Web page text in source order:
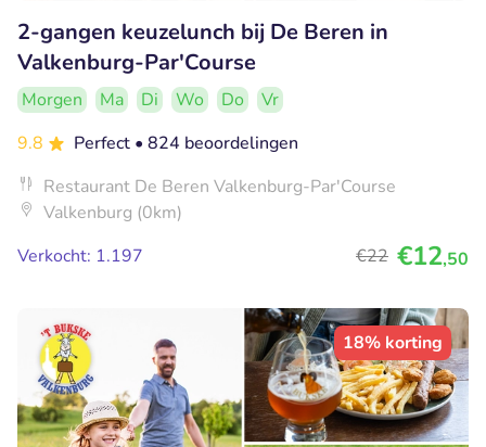
2-gangen keuzelunch bij De Beren in
Valkenburg-Par'Course
Morgen Ma Di Wo Do
Vr
9.8
Perfect • 824 beoordelingen
Restaurant De Beren Valkenburg-Par'Course
Valkenburg (0km)
Verkocht: 1.197
€22 €12,50
18% korting